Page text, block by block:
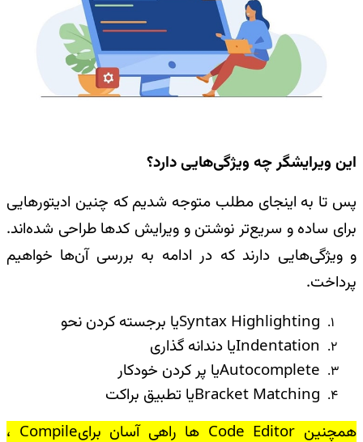
این ویرایشگر چه ویژگی‌هایی دارد؟
پس تا به اینجای مطلب متوجه شدیم که چنین ادیتورهایی
برای ساده و سریع‌تر نوشتن و ویرایش کدها طراحی شده‌اند.
و ویژگی‌هایی دارند که در ادامه به بررسی آن‌ها خواهیم
پرداخت.
Syntax Highlightingیا برجسته کردن نحو
Indentationیا دندانه گذاری
Autocompleteیا پر کردن خودکار
Bracket Matchingیا تطبیق براکت
همچنین Code Editor ها راهی آسان برایCompile ،